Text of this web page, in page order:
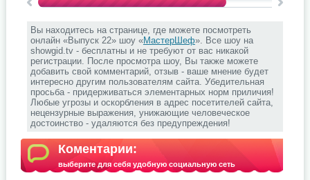
Вы находитесь на странице, где можете посмотреть
онлайн «Выпуск 22» шоу «МастерШеф». Все шоу на
showgid.tv - бесплатны и не требуют от вас никакой
регистрации. После просмотра шоу, Вы также можете
добавить свой комментарий, отзыв - ваше мнение будет
интересно другим пользователям сайта. Убедительная
просьба - придерживаться элементарных норм приличия!
Любые угрозы и оскорбления в адрес посетителей сайта,
нецензурные выражения, унижающие человеческое
достоинство - удаляются без предупреждения!
Коментарии:
выберите для себя удобную социальную сеть